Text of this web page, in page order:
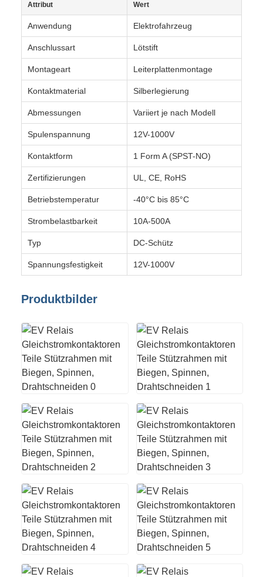
Attribut Wert
Anwendung Elektrofahrzeug
Anschlussart Lötstift
Montageart Leiterplattenmontage
Kontaktmaterial Silberlegierung
Abmessungen Variiert je nach Modell
Spulenspannung 12V-1000V
Kontaktform 1 Form A (SPST-NO)
Zertifizierungen UL, CE, RoHS
Betriebstemperatur -40°C bis 85°C
Strombelastbarkeit 10A-500A
Typ DC-Schütz
Spannungsfestigkeit 12V-1000V
Produktbilder